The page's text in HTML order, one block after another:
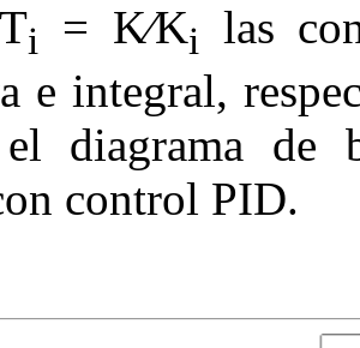
Ti = K∕Ki
las
e integral,
el diagrama de
control PID.